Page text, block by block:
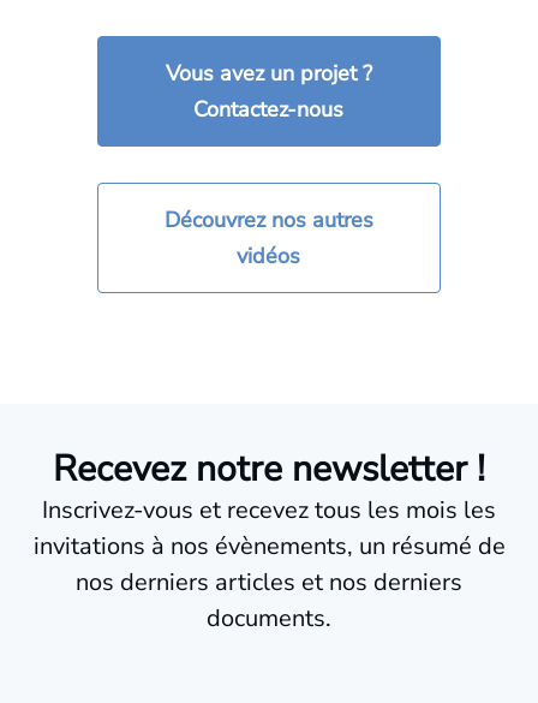
Vous avez un projet ?
Contactez-nous
Découvrez nos autres
vidéos
Recevez notre newsletter !
Inscrivez-vous et recevez tous les mois les
invitations à nos évènements, un résumé de
nos derniers articles et nos derniers
documents.